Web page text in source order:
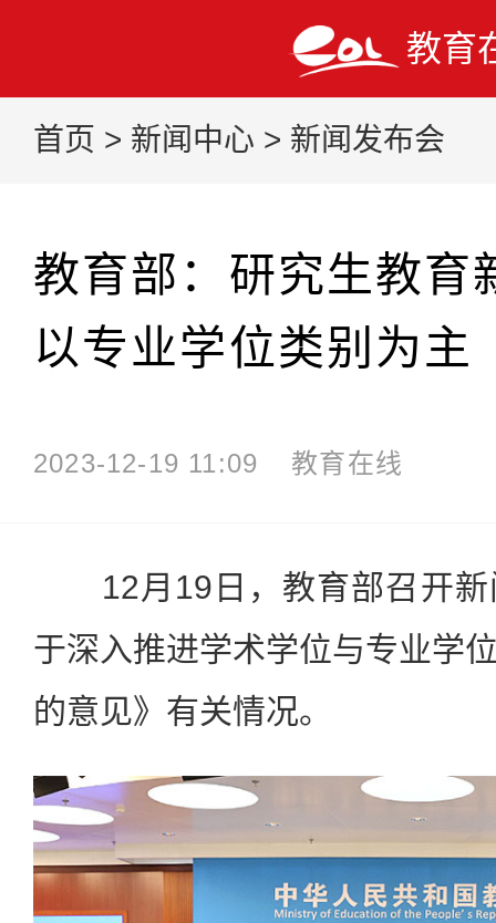
教育
首页 > 新闻中心 > 新闻发布会
教育部：研究生教育
以专业学位类别为主
2023-12-19 11:09 教育在线
12月19日，教育部召开新
于深入推进学术学位与专业学
的意见》有关情况。